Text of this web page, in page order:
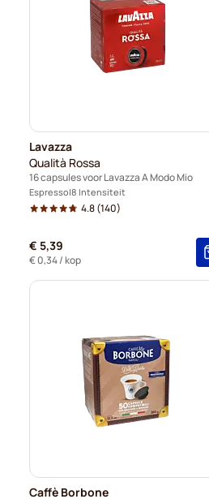
Lavazza
Qualità Rossa
16 capsules voor Lavazza A Modo Mio
Espresso 8 Intensiteit
4.8(140)
€ 5,39
€ 0,34/ kop
Caffè Borbone